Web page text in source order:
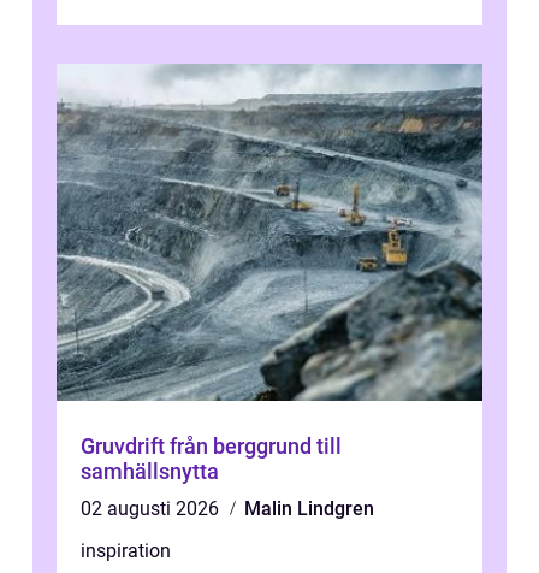
Gruvdrift från berggrund till
samhällsnytta
02 augusti 2026
Malin Lindgren
inspiration